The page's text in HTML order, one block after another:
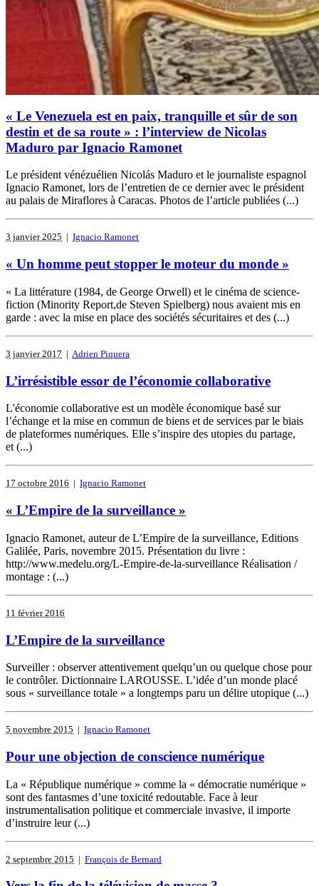
« Le Venezuela est en paix, tranquille et sûr de son
destin et de sa route » : l’interview de Nicolas
Maduro par Ignacio Ramonet
Le président vénézuélien Nicolás Maduro et le journaliste espagnol
Ignacio Ramonet, lors de l’entretien de ce dernier avec le président
au palais de Miraflores à Caracas. Photos de l’article publiées (...)
3 janvier 2025 | Ignacio Ramonet
« Un homme peut stopper le moteur du monde »
« La littérature (1984, de George Orwell) et le cinéma de science-
fiction (Minority Report,de Steven Spielberg) nous avaient mis en
garde : avec la mise en place des sociétés sécuritaires et des (...)
3 janvier 2017 | Adrien Piquera
L’irrésistible essor de l’économie collaborative
L'économie collaborative est un modèle économique basé sur
l’échange et la mise en commun de biens et de services par le biais
de plateformes numériques. Elle s’inspire des utopies du partage,
et (...)
17 octobre 2016 | Ignacio Ramonet
« L’Empire de la surveillance »
Ignacio Ramonet, auteur de L’Empire de la surveillance, Editions
Galilée, Paris, novembre 2015. Présentation du livre :
http://www.medelu.org/L-Empire-de-la-surveillance Réalisation /
montage : (...)
11 février 2016
L’Empire de la surveillance
Surveiller : observer attentivement quelqu’un ou quelque chose pour
le contrôler. Dictionnaire LAROUSSE. L’idée d’un monde placé
sous « surveillance totale » a longtemps paru un délire utopique (...)
5 novembre 2015 | Ignacio Ramonet
Pour une objection de conscience numérique
La « République numérique » comme la « démocratie numérique »
sont des fantasmes d’une toxicité redoutable. Face à leur
instrumentalisation politique et commerciale invasive, il importe
d’instruire leur (...)
2 septembre 2015 | François de Bernard